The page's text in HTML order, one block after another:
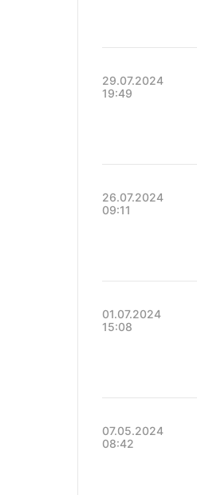
29.07.2024
19:49
26.07.2024
09:11
01.07.2024
15:08
07.05.2024
08:42